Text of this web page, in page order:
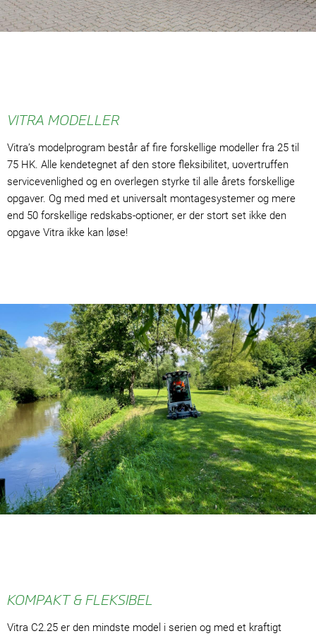
VITRA MODELLER
Vitra’s modelprogram består af fire forskellige modeller fra 25 til
75 HK. Alle kendetegnet af den store fleksibilitet, uovertruffen
servicevenlighed og en overlegen styrke til alle årets forskellige
opgaver. Og med med et universalt montagesystemer og mere
end 50 forskellige redskabs-optioner, er der stort set ikke den
opgave Vitra ikke kan løse!
KOMPAKT & FLEKSIBEL
Vitra C2.25 er den mindste model i serien og med et kraftigt